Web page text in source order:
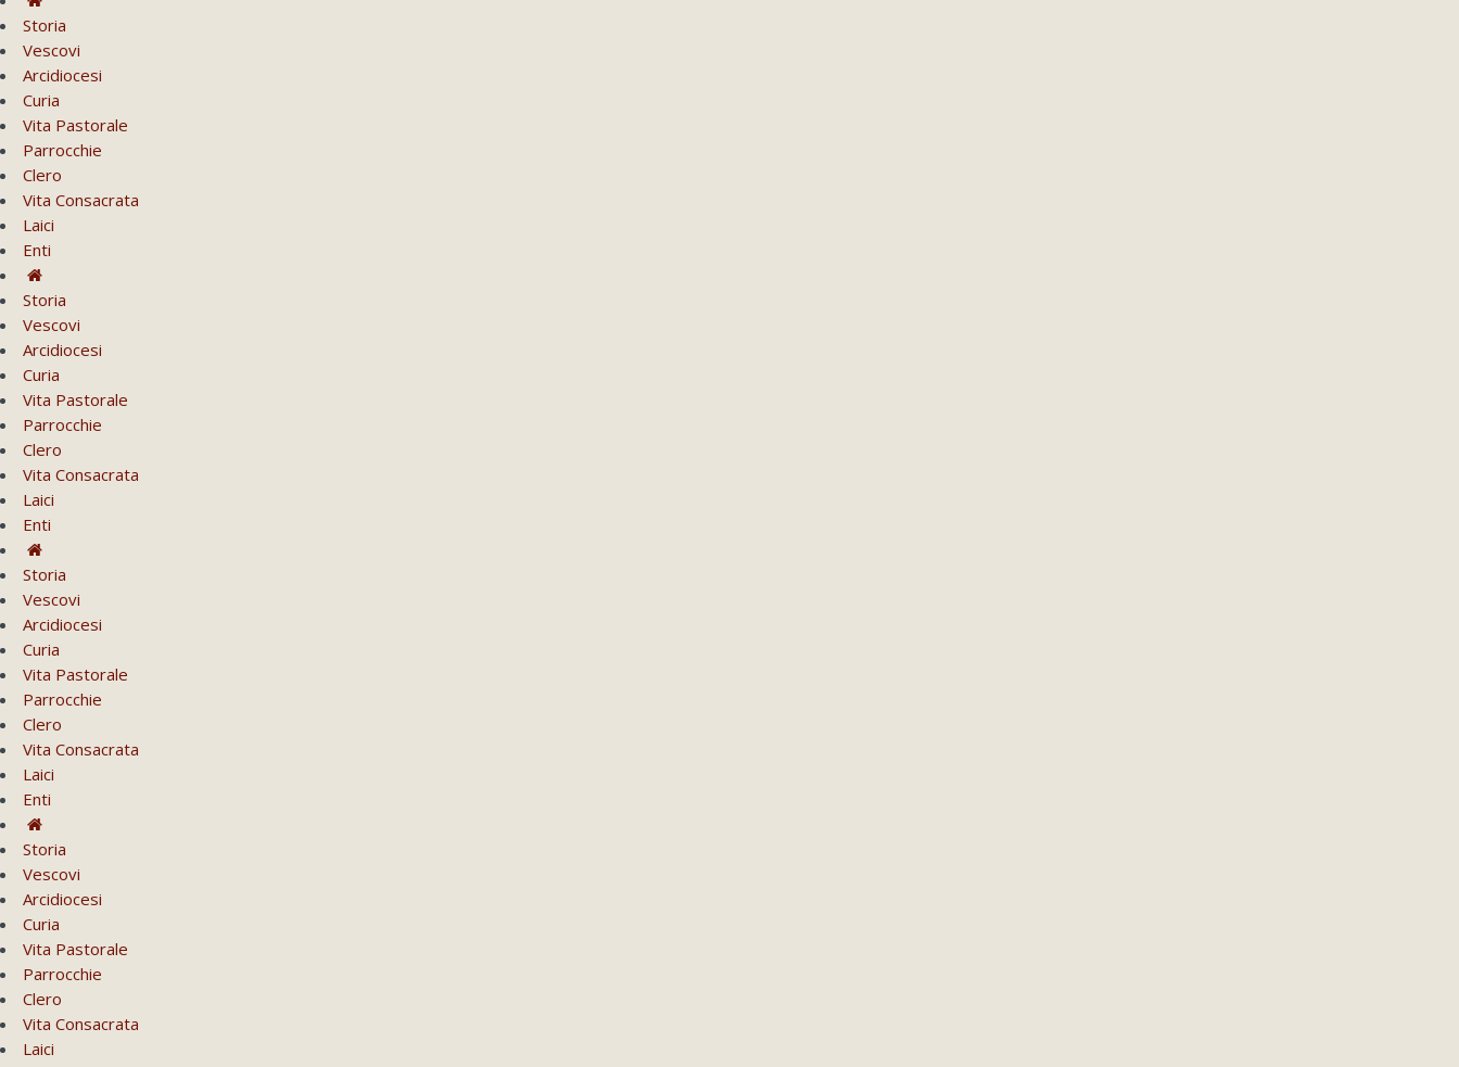
Storia
Vescovi
Arcidiocesi
Curia
Vita Pastorale
Parrocchie
Clero
Vita Consacrata
Laici
Enti
Storia
Vescovi
Arcidiocesi
Curia
Vita Pastorale
Parrocchie
Clero
Vita Consacrata
Laici
Enti
Storia
Vescovi
Arcidiocesi
Curia
Vita Pastorale
Parrocchie
Clero
Vita Consacrata
Laici
Enti
Storia
Vescovi
Arcidiocesi
Curia
Vita Pastorale
Parrocchie
Clero
Vita Consacrata
Laici